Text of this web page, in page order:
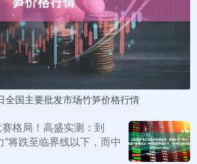
全国主要批发市场竹笋价格行情
格局！高盛实测：到
将跌至临界线以下，而中